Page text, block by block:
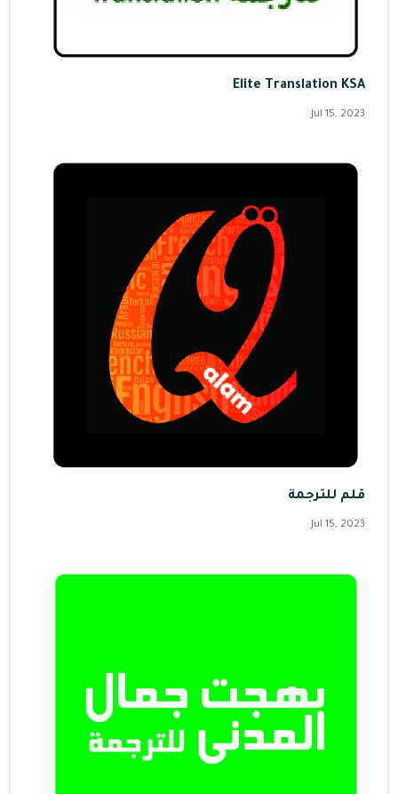
Elite Translation KSA
Jul 15, 2023
قلم للترجمة
Jul 15, 2023